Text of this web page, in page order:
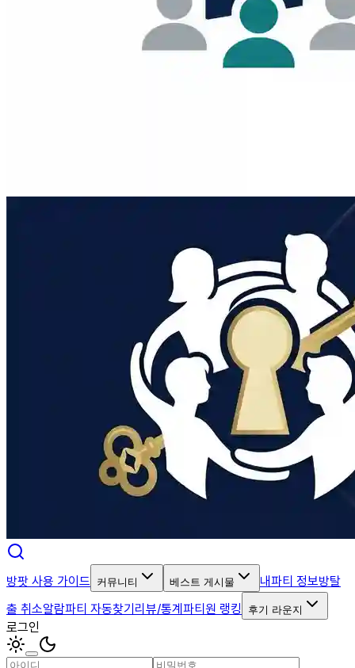
방팟 사용 가이드 커뮤니티 베스트 게시물 내파티 정보방탈
출 취소알람파티 자동찾기리뷰/통계파티원 랭킹 후기 라운지
로그인